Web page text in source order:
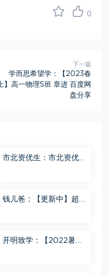
0
下一篇
学而思希望学：【2023春
上】高一物理S班 章进 百度网
盘分享
市北资优生：市北资优
钱儿爸：【更新中】超
开明致学：【2022暑